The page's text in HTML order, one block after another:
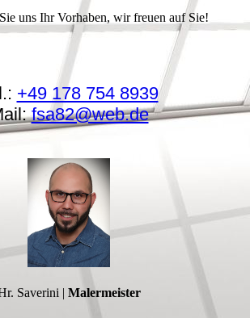
uns Ihr Vorhaben, wir freuen auf Sie!
+49 178 754 8939
fsa82@web.de
Saverini | Malermeister